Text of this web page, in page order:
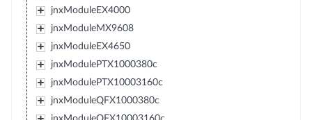
jnxModuleEX4000
jnxModuleMX9608
jnxModuleEX4650
jnxModulePTX1000380c
jnxModulePTX10003160c
jnxModuleQFX1000380c